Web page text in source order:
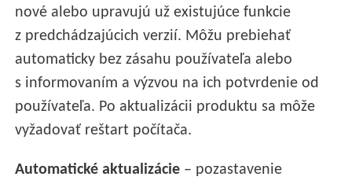
nové alebo upravujú už existujúce funkcie
z predchádzajúcich verzií. Môžu prebiehať
automaticky bez zásahu používateľa alebo
s informovaním a výzvou na ich potvrdenie od
používateľa. Po aktualizácii produktu sa môže
vyžadovať reštart počítača.
Automatické aktualizácie – pozastavenie